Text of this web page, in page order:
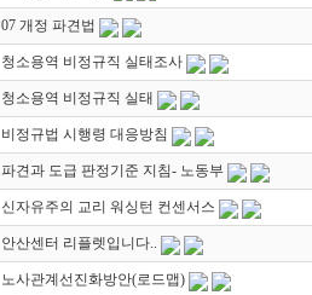
07 개정 파견법
청소용역 비정규직 실태조사
청소용역 비정규직 실태
비정규법 시행령 대응방침
파견과 도급 판정기준 지침- 노동부
신자유주의 교리 워싱턴 컨센서스
안산센터 리플렛입니다..
노사관계선진화방안(로드맵)